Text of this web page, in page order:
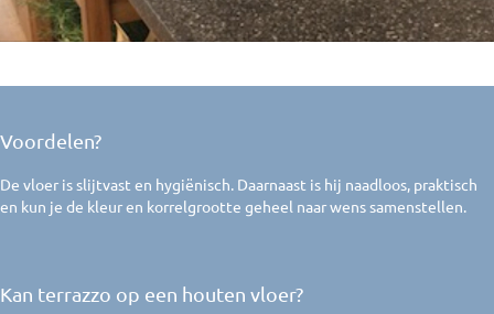
Voordelen?
De vloer is slijtvast en hygiënisch. Daarnaast is hij naadloos, praktisch
en kun je de kleur en korrelgrootte geheel naar wens samenstellen.
Kan terrazzo op een houten vloer?